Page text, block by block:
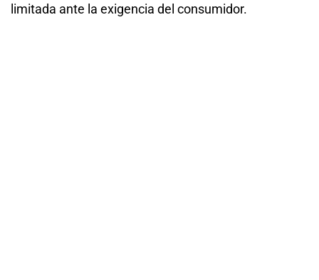
limitada ante la exigencia del consumidor.